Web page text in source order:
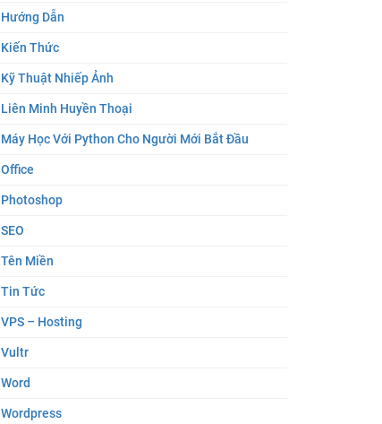
Hướng Dẫn
Kiến Thức
Kỹ Thuật Nhiếp Ảnh
Liên Minh Huyền Thoại
Máy Học Với Python Cho Người Mới Bắt Đầu
Office
Photoshop
SEO
Tên Miền
Tin Tức
VPS – Hosting
Vultr
Word
Wordpress